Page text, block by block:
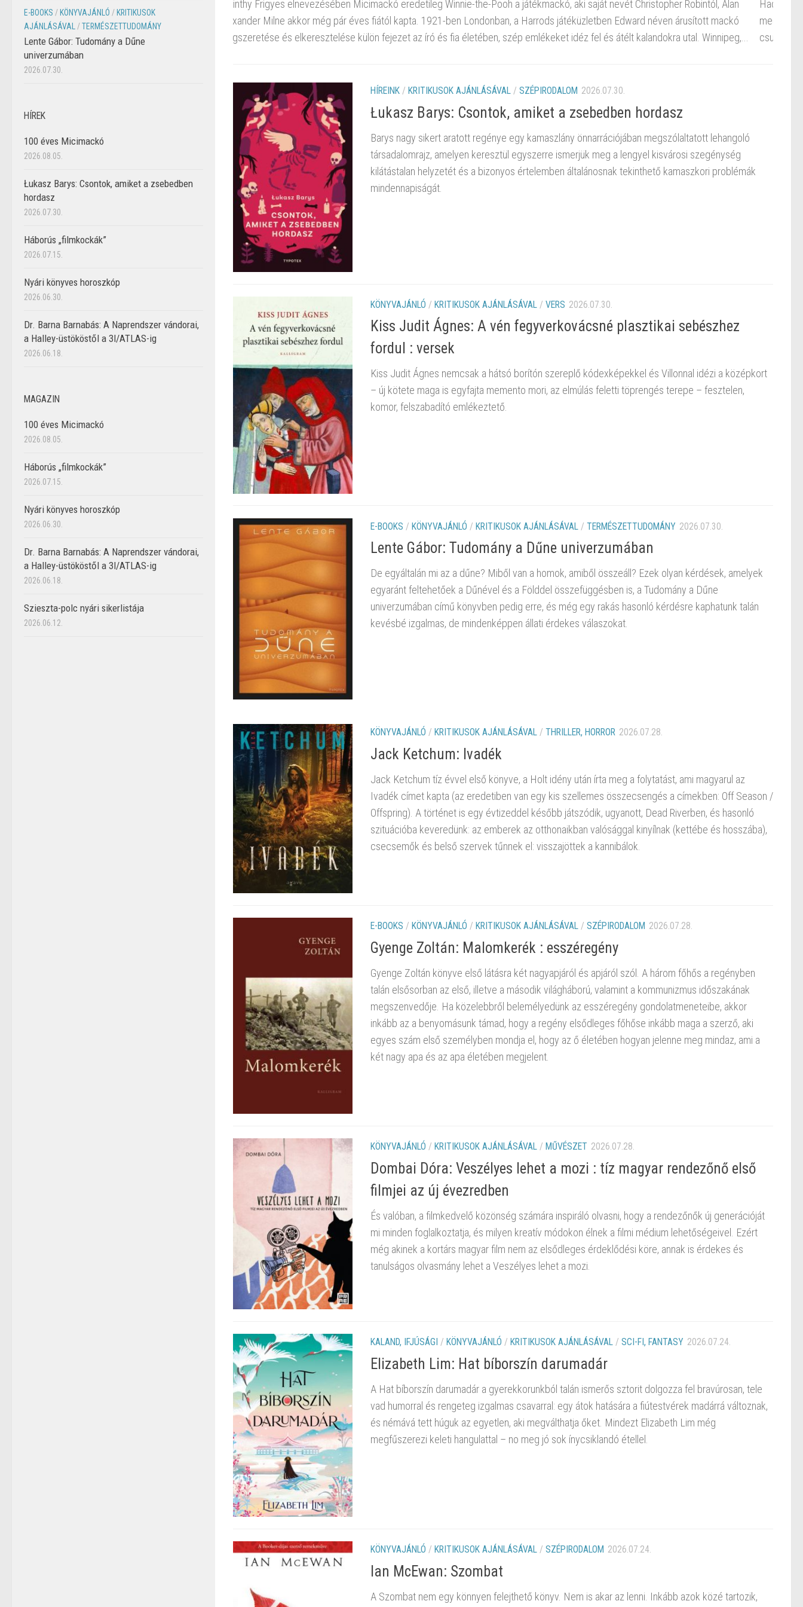
játéküzletben Edward néven árusított mackó
idéz fel és átélt kalandokra utal. Winnipeg,...
Hadtörténeti gyűjteményünk weboldalán immár 198 második világháborús filmről olvasható ismertető. Ennek apropóján született
meg ez az erősen szubjektív hangvételű írás, mely egy kis háttérinformációt kíván adni a fenti projektről. Nem célom a teljes leírás,
csupán néhány epizódot, ha úgy tetszik, néhány „filmkockát” szeretnék felvillantani arról, hogyan készül egy ilyen összeállítás....
HÍREINK / KRITIKUSOK AJÁNLÁSÁVAL / SZÉPIRODALOM 2026.07.30.
Łukasz Barys: Csontok, amiket a zsebedben hordasz
Barys nagy sikert aratott regénye egy kamaszlány önnarrációjában megszólaltatott lehangoló
társadalomrajz, amelyen keresztül egyszerre ismerjük meg a lengyel kisvárosi szegénység
kilátástalan helyzetét és a bizonyos értelemben általánosnak tekinthető kamaszkori problémák
mindennapiságát.
KÖNYVAJÁNLÓ / KRITIKUSOK AJÁNLÁSÁVAL / VERS 2026.07.30.
Kiss Judit Ágnes: A vén fegyverkovácsné plasztikai sebészhez
fordul : versek
Kiss Judit Ágnes nemcsak a hátsó borítón szereplő kódexképekkel és Villonnal idézi a középkort
– új kötete maga is egyfajta memento mori, az elmúlás feletti töprengés terepe – fesztelen,
komor, felszabadító emlékeztető.
E-BOOKS / KÖNYVAJÁNLÓ / KRITIKUSOK AJÁNLÁSÁVAL / TERMÉSZETTUDOMÁNY 2026.07.30.
Lente Gábor: Tudomány a Dűne univerzumában
De egyáltalán mi az a dűne? Miből van a homok, amiből összeáll? Ezek olyan kérdések, amelyek
egyaránt feltehetőek a Dűnével és a Földdel összefüggésben is, a Tudomány a Dűne
univerzumában című könyvben pedig erre, és még egy rakás hasonló kérdésre kaphatunk talán
kevésbé izgalmas, de mindenképpen állati érdekes válaszokat.
KÖNYVAJÁNLÓ / KRITIKUSOK AJÁNLÁSÁVAL / THRILLER, HORROR 2026.07.28.
Jack Ketchum: Ivadék
Jack Ketchum tíz évvel első könyve, a Holt idény után írta meg a folytatást, ami magyarul az
Ivadék címet kapta (az eredetiben van egy kis szellemes összecsengés a címekben: Off Season /
Offspring). A történet is egy évtizeddel később játszódik, ugyanott, Dead Riverben, és hasonló
szituációba keveredünk: az emberek az otthonaikban valósággal kinyílnak (kettébe és hosszába),
csecsemők és belső szervek tűnnek el: visszajöttek a kannibálok.
E-BOOKS / KÖNYVAJÁNLÓ / KRITIKUSOK AJÁNLÁSÁVAL / SZÉPIRODALOM 2026.07.28.
Gyenge Zoltán: Malomkerék : esszéregény
Gyenge Zoltán könyve első látásra két nagyapjáról és apjáról szól. A három főhős a regényben
talán elsősorban az első, illetve a második világháború, valamint a kommunizmus időszakának
megszenvedője. Ha közelebbről belemélyedünk az esszéregény gondolatmeneteibe, akkor
inkább az a benyomásunk támad, hogy a regény elsődleges főhőse inkább maga a szerző, aki
egyes szám első személyben mondja el, hogy az ő életében hogyan jelenne meg mindaz, ami a
két nagy apa és az apa életében megjelent.
KÖNYVAJÁNLÓ / KRITIKUSOK AJÁNLÁSÁVAL / MŰVÉSZET 2026.07.28.
Dombai Dóra: Veszélyes lehet a mozi : tíz magyar rendezőnő első
filmjei az új évezredben
És valóban, a filmkedvelő közönség számára inspiráló olvasni, hogy a rendezőnők új generációját
mi minden foglalkoztatja, és milyen kreatív módokon élnek a filmi médium lehetőségeivel. Ezért
még akinek a kortárs magyar film nem az elsődleges érdeklődési köre, annak is érdekes és
tanulságos olvasmány lehet a Veszélyes lehet a mozi.
KALAND, IFJÚSÁGI / KÖNYVAJÁNLÓ / KRITIKUSOK AJÁNLÁSÁVAL / SCI-FI, FANTASY 2026.07.24.
Elizabeth Lim: Hat bíborszín darumadár
A Hat bíborszín darumadár a gyerekkorunkból talán ismerős sztorit dolgozza fel bravúrosan, tele
vad humorral és rengeteg izgalmas csavarral: egy átok hatására a fiútestvérek madárrá változnak,
és némává tett húguk az egyetlen, aki megválthatja őket. Mindezt Elizabeth Lim még
megfűszerezi keleti hangulattal – no meg jó sok ínycsiklandó étellel.
KÖNYVAJÁNLÓ / KRITIKUSOK AJÁNLÁSÁVAL / SZÉPIRODALOM 2026.07.24.
Ian McEwan: Szombat
A Szombat nem egy könnyen felejthető könyv. Nem is akar az lenni. Inkább azok közé tartozik,
E-BOOKS / KÖNYVAJÁNLÓ / KRITIKUSOK
AJÁNLÁSÁVAL
/TERMÉSZETTUDOMÁNY
Lente Gábor: Tudomány a Dűne
univerzumában
2026.07.30.
HÍREK
100 éves Micimackó
2026.08.05.
Łukasz Barys: Csontok, amiket a zsebedben
hordasz
2026.07.30.
Háborús „filmkockák”
2026.07.15.
Nyári könyves horoszkóp
2026.06.30.
Dr. Barna Barnabás: A Naprendszer vándorai,
a Halley-üstököstől a 3I/ATLAS-ig
2026.06.18.
MAGAZIN
100 éves Micimackó
2026.08.05.
Háborús „filmkockák”
2026.07.15.
Nyári könyves horoszkóp
2026.06.30.
Dr. Barna Barnabás: A Naprendszer vándorai,
a Halley-üstököstől a 3I/ATLAS-ig
2026.06.18.
Szieszta-polc nyári sikerlistája
2026.06.12.